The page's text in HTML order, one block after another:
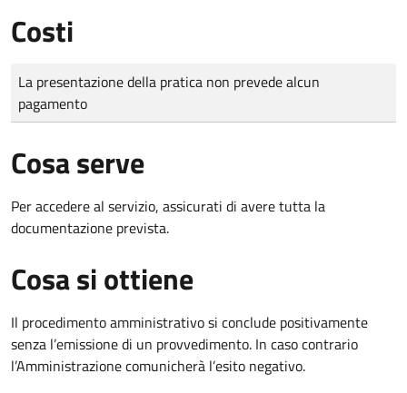
Costi
Tipo di pagamento
Importo
La presentazione della pratica non prevede alcun
pagamento
Cosa serve
Per accedere al servizio, assicurati di avere tutta la
documentazione prevista.
Cosa si ottiene
Il procedimento amministrativo si conclude positivamente
senza l’emissione di un provvedimento. In caso contrario
l’Amministrazione comunicherà l’esito negativo.